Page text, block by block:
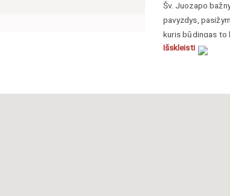
Šv. Juozapo
pavyzdys,
kuris būdingas to
Architektūrinėje
Viduje bažnyčia
Išskleisti